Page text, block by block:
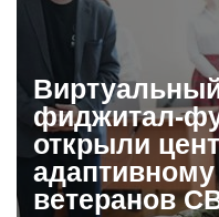
фиджитал-
открыли
ветеранов